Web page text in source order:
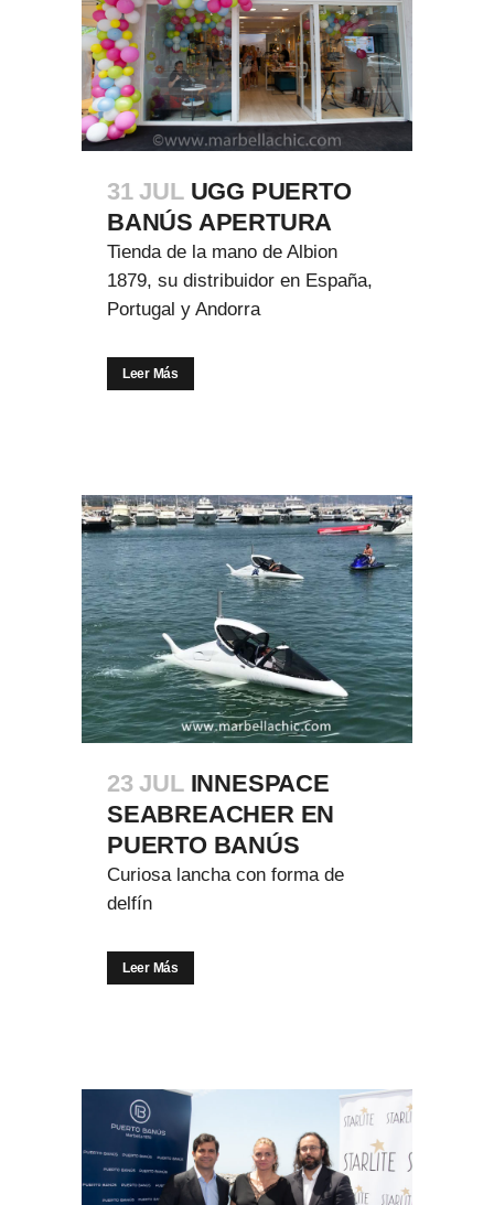
31 JUL UGG PUERTO
BANÚS APERTURA
Tienda de la mano de Albion
1879, su distribuidor en España,
Portugal y Andorra
Leer Más
23 JUL INNESPACE
SEABREACHER EN
PUERTO BANÚS
Curiosa lancha con forma de
delfín
Leer Más